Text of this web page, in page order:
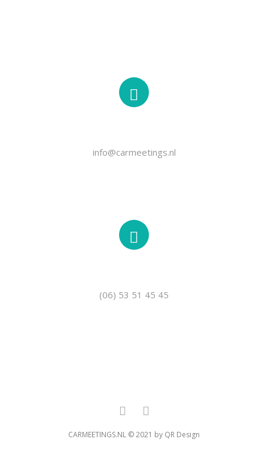
info@carmeetings.nl
(06) 53 51 45 45
CARMEETINGS.NL © 2021 by QR Design